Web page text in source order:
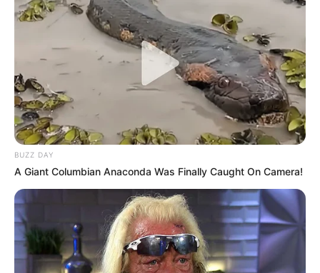
BUZZ DAY
A Giant Columbian Anaconda Was Finally Caught On Camera!